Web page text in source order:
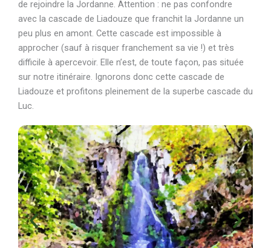
de rejoindre la Jordanne. Attention : ne pas confondre
avec la cascade de Liadouze que franchit la Jordanne un
peu plus en amont. Cette cascade est impossible à
approcher (sauf à risquer franchement sa vie !) et très
difficile à apercevoir. Elle n’est, de toute façon, pas située
sur notre itinéraire. Ignorons donc cette cascade de
Liadouze et profitons pleinement de la superbe cascade du
Luc.